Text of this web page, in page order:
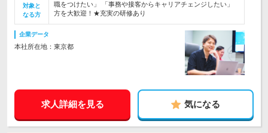
対象と
なる方
職をつけたい」 「事務や接客からキャリアチェンジしたい」
方を大歓迎！★充実の研修あり
企業データ
本社所在地：東京都
求人詳細を見る 気になる